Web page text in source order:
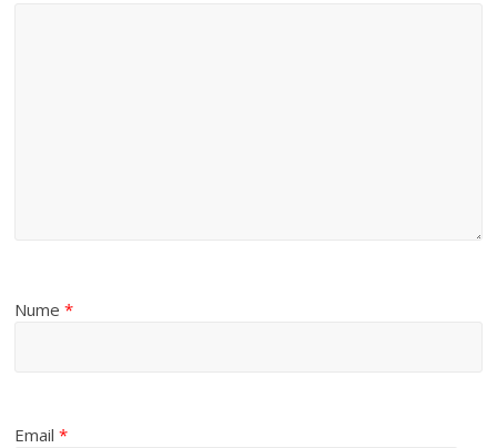
Nume*
Email*